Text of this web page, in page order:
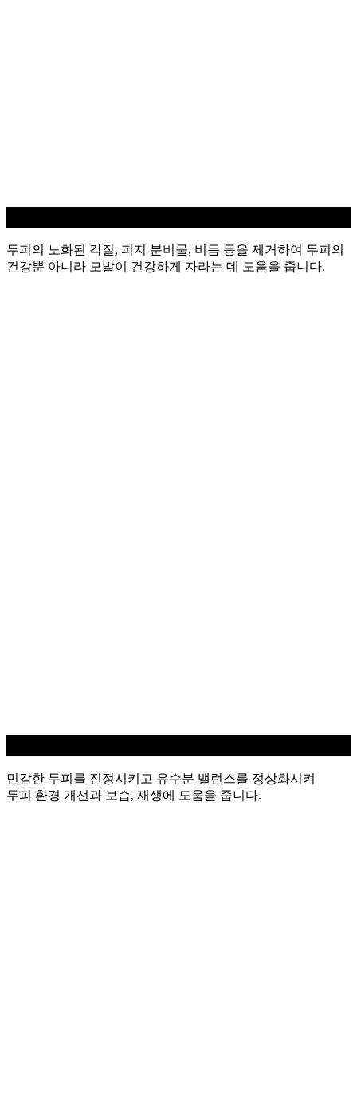
두피의 노화된 각질, 피지 분비물, 비듬 등을 제거하여 두피의
건강뿐 아니라 모발이 건강하게 자라는 데 도움을 줍니다.
민감한 두피를 진정시키고 유수분 밸런스를 정상화시켜
두피 환경 개선과 보습, 재생에 도움을 줍니다.